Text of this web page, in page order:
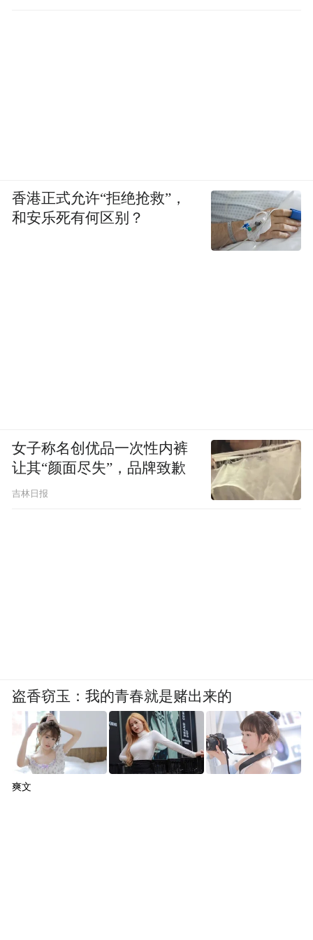
香港正式允许“拒绝抢救”，
和安乐死有何区别？
女子称名创优品一次性内裤
让其“颜面尽失”，品牌致歉
吉林日报
盗香窃玉：我的青春就是赌出来的
爽文